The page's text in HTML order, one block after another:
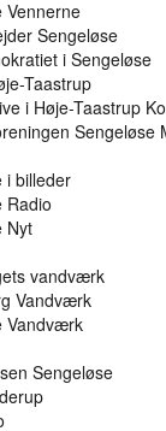
Vennerne
Sengeløse
i Sengeløse
Taastrup
i Høje-Taastrup
Sengeløse
i billeder
Radio
Nyt
vandværk
Vandværk
Vandværk
Sengeløse